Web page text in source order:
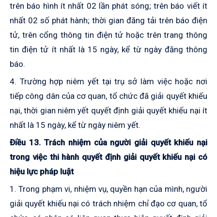
trên báo hình ít nhất 02 lần phát sóng; trên báo viết ít
nhất 02 số phát hành; thời gian đăng tải trên báo điện
tử, trên cổng thông tin điện tử hoặc trên trang thông
tin điện tử ít nhất là 15 ngày, kể từ ngày đăng thông
báo.
4. Trường hợp niêm yết tại trụ sở làm việc hoặc nơi
tiếp công dân của cơ quan, tổ chức đã giải quyết khiếu
nại, thời gian niêm yết quyết định giải quyết khiếu nại ít
nhất là 15 ngày, kể từ ngày niêm yết.
Điều 13. Trách nhiệm của người giải quyết khiếu nại
trong việc thi hành quyết định giải quyết khiếu nại có
hiệu lực pháp luật
1. Trong phạm vi, nhiệm vụ, quyền hạn của mình, người
giải quyết khiếu nại có trách nhiệm chỉ đạo cơ quan, tổ